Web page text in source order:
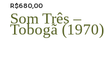
R$680,00
Som Três –
Tobogã (1970)